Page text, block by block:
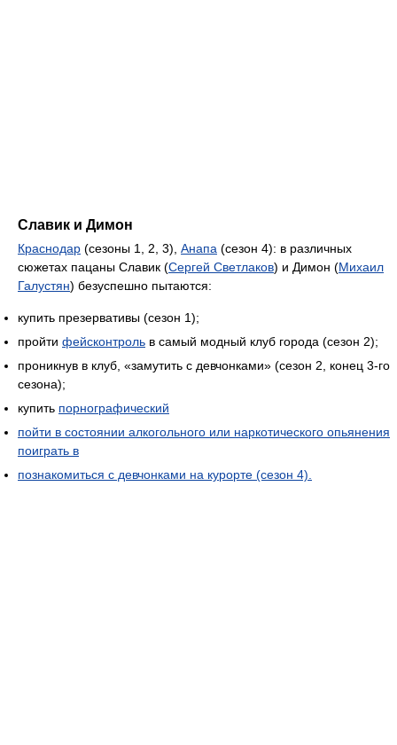
Славик и Димон
Краснодар (сезоны 1, 2, 3), Анапа (сезон 4): в различных
сюжетах пацаны Славик (Сергей Светлаков) и Димон (Михаил
Галустян) безуспешно пытаются:
купить презервативы (сезон 1);
пройти фейсконтроль в самый модный клуб города (сезон 2);
проникнув в клуб, «замутить с девчонками» (сезон 2, конец 3-го
сезона);
купить порнографический
пойти в состоянии алкогольного или наркотического опьянения
поиграть в
познакомиться с девчонками на курорте (сезон 4).